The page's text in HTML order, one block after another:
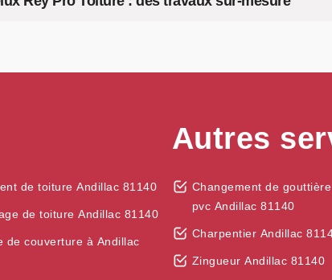
Autres
de toiture Andillac 81140
de toiture Andillac 81140
de couverture à Andillac
Changement de
pvc Andillac 81140
Charpentier Andillac
Zingueur Andillac 81140